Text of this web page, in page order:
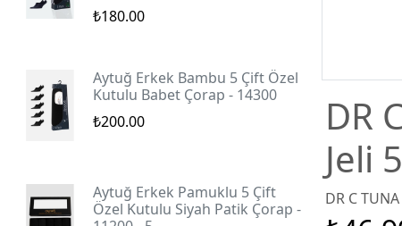
₺180.00
Aytuğ Erkek Bambu 5 Çift Özel
Kutulu Babet Çorap - 14300
₺200.00
Aytuğ Erkek Pamuklu 5 Çift
Özel Kutulu Siyah Patik Çorap -
DR
Jeli
DR C